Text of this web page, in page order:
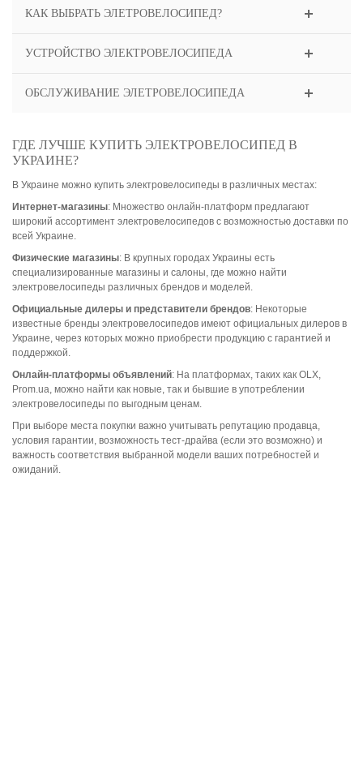
КАК ВЫБРАТЬ ЭЛЕТРОВЕЛОСИПЕД?
УСТРОЙСТВО ЭЛЕКТРОВЕЛОСИПЕДА
ОБСЛУЖИВАНИЕ ЭЛЕТРОВЕЛОСИПЕДА
ГДЕ ЛУЧШЕ КУПИТЬ ЭЛЕКТРОВЕЛОСИПЕД В
УКРАИНЕ?
В Украине можно купить электровелосипеды в различных местах:
Интернет-магазины: Множество онлайн-платформ предлагают
широкий ассортимент электровелосипедов с возможностью доставки по
всей Украине.
Физические магазины: В крупных городах Украины есть
специализированные магазины и салоны, где можно найти
электровелосипеды различных брендов и моделей.
Официальные дилеры и представители брендов: Некоторые
известные бренды электровелосипедов имеют официальных дилеров в
Украине, через которых можно приобрести продукцию с гарантией и
поддержкой.
Онлайн-платформы объявлений: На платформах, таких как OLX,
Prom.ua, можно найти как новые, так и бывшие в употреблении
электровелосипеды по выгодным ценам.
При выборе места покупки важно учитывать репутацию продавца,
условия гарантии, возможность тест-драйва (если это возможно) и
важность соответствия выбранной модели ваших потребностей и
ожиданий.